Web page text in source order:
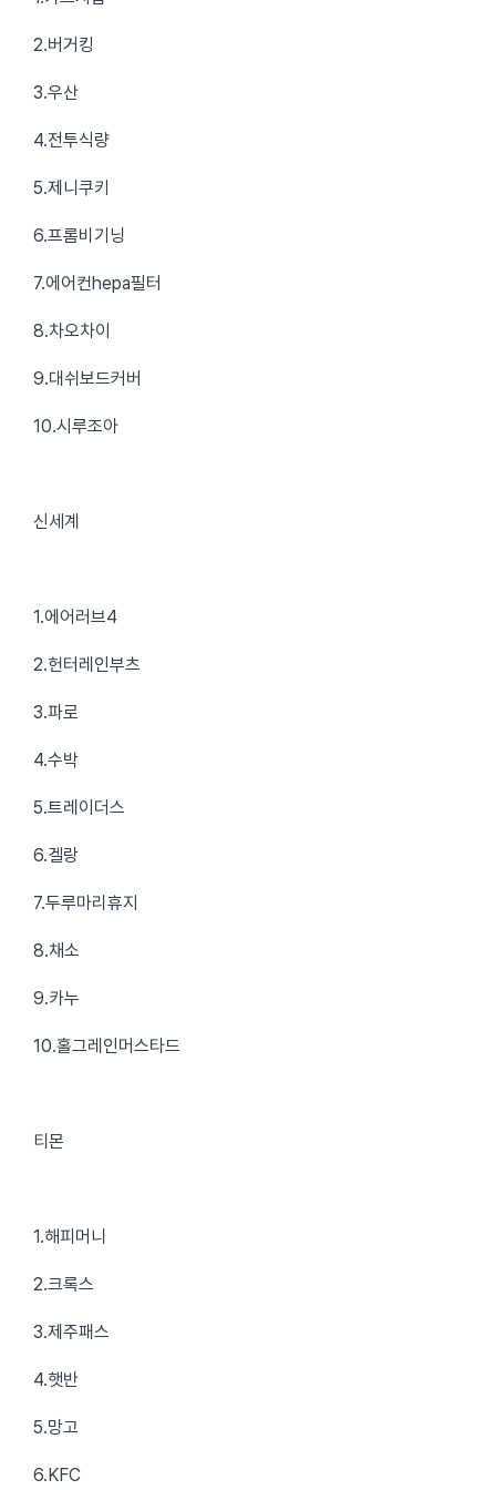
2.버거킹
3.우산
4.전투식량
5.제니쿠키
6.프롬비기닝
7.에어컨hepa필터
8.차오차이
9.대쉬보드커버
10.시루조아
신세계
1.에어러브4
2.헌터레인부츠
3.파로
4.수박
5.트레이더스
6.겔랑
7.두루마리휴지
8.채소
9.카누
10.홀그레인머스타드
티몬
1.해피머니
2.크록스
3.제주패스
4.햇반
5.망고
6.KFC